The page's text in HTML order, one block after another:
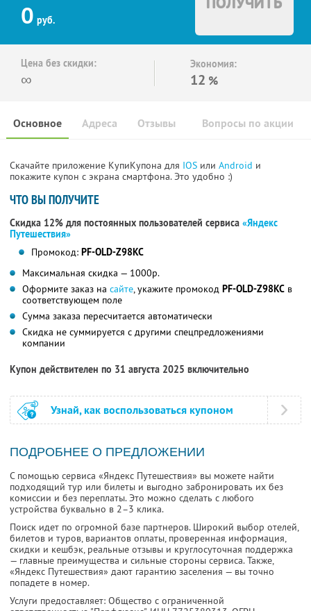
0 руб.
Цена без скидки:
∞
Экономия:
12 %
Основное Отзывы Вопросы по акции
Адреса
Скачайте приложение КупиКупона для IOS или Android и
покажите купон с экрана смартфона. Это удобно :)
ЧТО ВЫ ПОЛУЧИТЕ
Скидка 12% для постоянных пользователей сервиса «Яндекс
Путешествия»
Промокод: PF-OLD-Z98KC
Максимальная скидка — 1000р.
Оформите заказ на сайте, укажите промокод PF-OLD-Z98KC в
соответствующем поле
Сумма заказа пересчитается автоматически
Скидка не суммируется с другими спецпредложениями
компании
Купон действителен по 31 августа 2025 включительно
Узнай, как воспользоваться купоном
ПОДРОБНЕЕ О ПРЕДЛОЖЕНИИ
С помощью сервиса «Яндекс Путешествия» вы можете найти
подходящий тур или билеты и выгодно забронировать их без
комиссии и без переплаты. Это можно сделать с любого
устройства буквально в 2–3 клика.
Поиск идет по огромной базе партнеров. Широкий выбор отелей,
билетов и туров, вариантов оплаты, проверенная информация,
скидки и кешбэк, реальные отзывы и круглосуточная поддержка
— главные преимущества и сильные стороны сервиса. Также,
«Яндекс Путешествия» дают гарантию заселения — вы точно
попадете в номер.
Услуги предоставляет: Общество с ограниченной